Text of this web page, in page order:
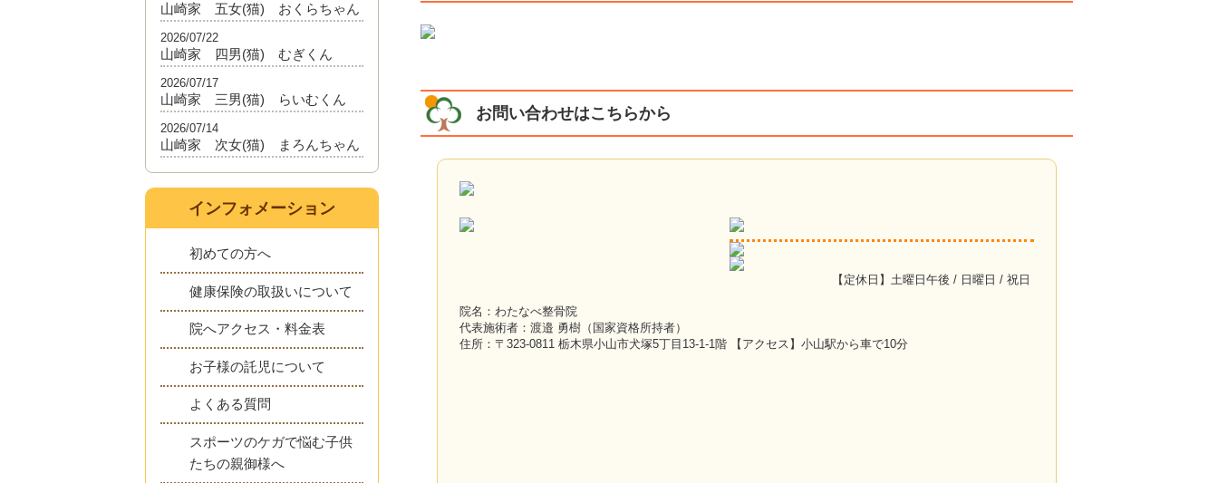
お問い合わせはこちらから
【定休日】土曜日午後 / 日曜日 / 祝日
院名：わたなべ整骨院
代表施術者：渡邉 勇樹（国家資格所持者）
住所：〒323-0811 栃木県小山市犬塚5丁目13-1-1階 【アクセス】小山駅から車で10分
山崎家 五女(猫) おくらちゃん
山崎家 四男(猫) むぎくん
2026/07/22
山崎家 三男(猫) らいむくん
2026/07/17
山崎家 次女(猫) まろんちゃん
2026/07/14
インフォメーション
初めての方へ
健康保険の取扱いについて
院へアクセス・料金表
お子様の託児について
よくある質問
スポーツのケガで悩む子供
たちの親御様へ